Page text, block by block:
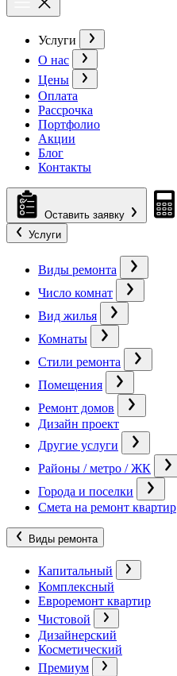
Услуги
О нас
Цены
Оплата
Рассрочка
Портфолио
Акции
Блог
Контакты
Оставить заявку
Услуги
Виды ремонта
Число комнат
Вид жилья
Комнаты
Стили ремонта
Помещения
Ремонт домов
Дизайн проект
Другие услуги
Районы / метро / ЖК
Города и поселки
Смета на ремонт квартир
Виды ремонта
Капитальный
Комплексный
Евроремонт квартир
Чистовой
Дизайнерский
Косметический
Премиум